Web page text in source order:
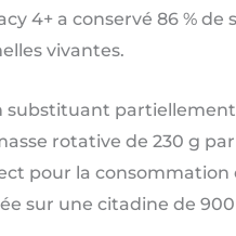
4+ a conservé 86 % de
vivantes.
substituant
rotative de 230 g
pour la consommation
sur une citadine de